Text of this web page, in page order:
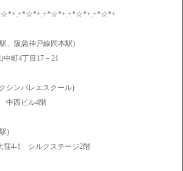
、阪急神戸線岡本駅)
町4丁目17－21
シンバレエスクール)
中西ビル4階
)
窪4-1 シルクステージ2階